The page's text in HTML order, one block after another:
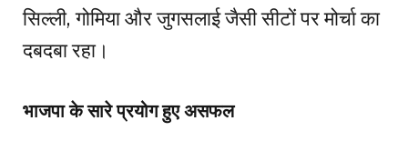
सिल्ली, गोमिया और जुगसलाई जैसी सीटों पर मोर्चा का
दबदबा रहा।
भाजपा के सारे प्रयोग हुए असफल